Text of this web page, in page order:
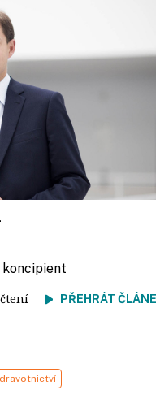
koncipient
čtení PŘEHRÁT